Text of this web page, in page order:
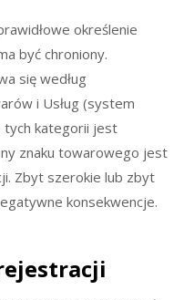
określenie
być chroniony.
się według
i Usług (system
tych kategorii jest
znaku towarowego jest
Zbyt szerokie lub zbyt
konsekwencje.